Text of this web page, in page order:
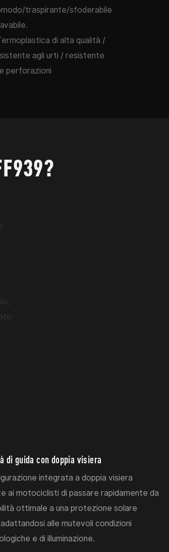
traspirante/sfoderabile
di alta qualità /
agli urti / resistente
perforazioni
di guida con doppia visiera
integrata a doppia visiera
ai motociclisti di passare rapidamente da
ottimale a una protezione solare
alle mutevoli condizioni
e di illuminazione.